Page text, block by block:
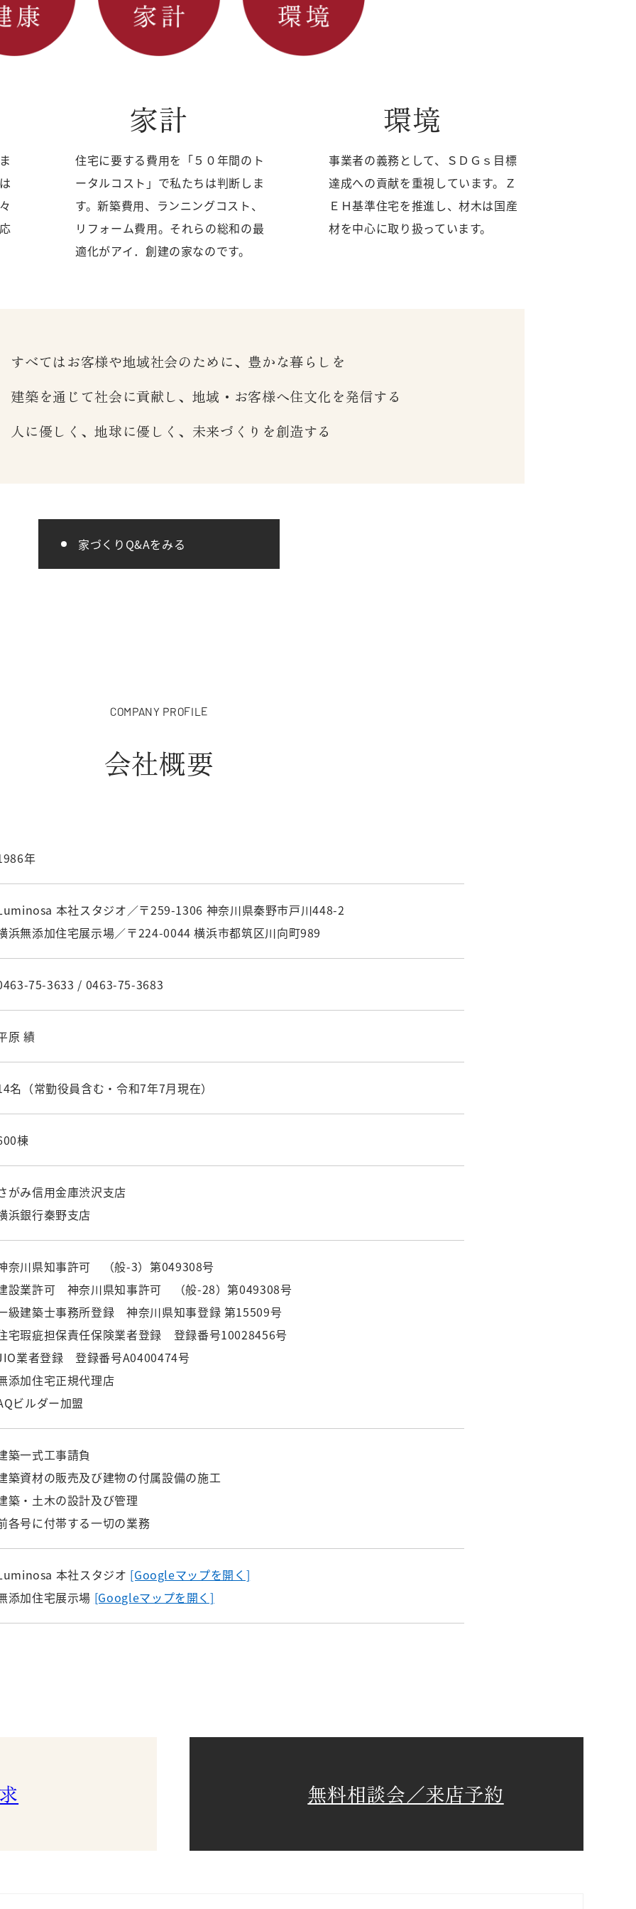
家計
住宅に要する費用を「５０年間のト
ータルコスト」で私たちは判断しま
す。新築費用、ランニングコスト、
リフォーム費用。それらの総和の最
適化がアイ．創建の家なのです。
環境
事業者の義務として、ＳＤＧｓ目標
達成への貢献を重視しています。Ｚ
ＥＨ基準住宅を推進し、材木は国産
材を中心に取り扱っています。
すべてはお客様や地域社会のために、豊かな暮らしを
建築を通じて社会に貢献し、地域・お客様へ住文化を発信する
人に優しく、地球に優しく、未来づくりを創造する
家づくりQ&Aをみる
COMPANY PROFILE
会社概要
年
本社スタジオ／〒259-1306 神奈川県秦野市戸川448-2
浜無添加住宅展示場／〒224-0044 横浜市都筑区川向町989
75-3633 / 0463-75-3683
原 績
名（常勤役員含む・令和7年7月現在）
棟
がみ信用金庫渋沢支店
浜銀行秦野支店
奈川県知事許可 （般-3）第049308号
設業許可 神奈川県知事許可 （般-28）第049308号
級建築士事務所登録 神奈川県知事登録 第15509号
宅瑕疵担保責任保険業者登録 登録番号10028456号
業者登録 登録番号A0400474号
添加住宅正規代理店
ビルダー加盟
築一式工事請負
築資材の販売及び建物の付属設備の施工
築・土木の設計及び管理
各号に付帯する一切の業務
本社スタジオ [Googleマップを開く]
添加住宅展示場 [Googleマップを開く]
無料相談会／来店予約